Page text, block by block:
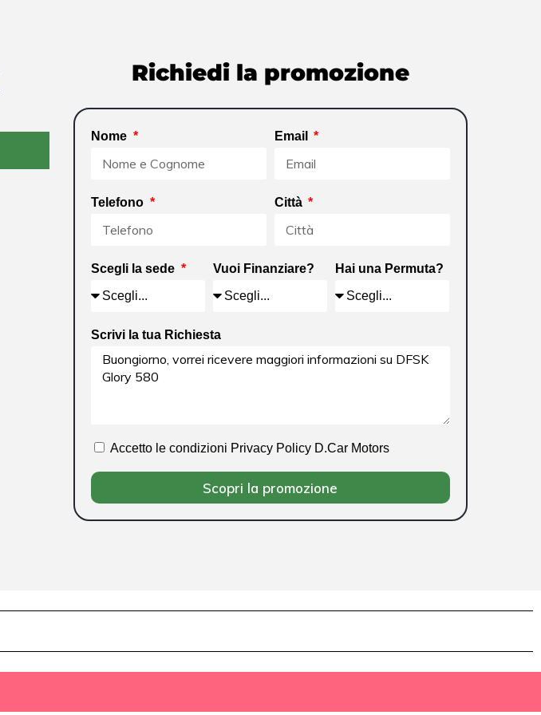
Richiedi la promozione
Nome Email
Telefono Città
Scegli la sede Vuoi Finanziare? Hai una Permuta?
Scrivi la tua Richiesta
Accetto le condizioni Privacy Policy D.Car Motors
Scopri la promozione